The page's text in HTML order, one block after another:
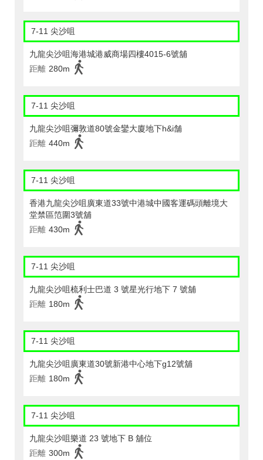
7-11 尖沙咀
九龍尖沙咀海港城港威商場四樓4015-6號舖
距離 280m
7-11 尖沙咀
九龍尖沙咀彌敦道80號金鑾大廈地下h&i舗
距離 440m
7-11 尖沙咀
香港九龍尖沙咀廣東道33號中港城中國客運碼頭離境大
堂禁區笵圍3號舖
距離 430m
7-11 尖沙咀
九龍尖沙咀梳利士巴道 3 號星光行地下 7 號舖
距離 180m
7-11 尖沙咀
九龍尖沙咀廣東道30號新港中心地下g12號舖
距離 180m
7-11 尖沙咀
九龍尖沙咀樂道 23 號地下 B 舖位
距離 300m